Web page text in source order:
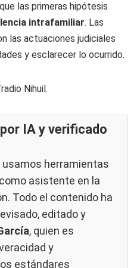
las primeras hipótesis
intrafamiliar. Las
las actuaciones judiciales
y esclarecer lo ocurrido.
Nihuil.
IA y verificado
herramientas
asistente en la
Todo el contenido ha
editado y
, quien es
y
estándares